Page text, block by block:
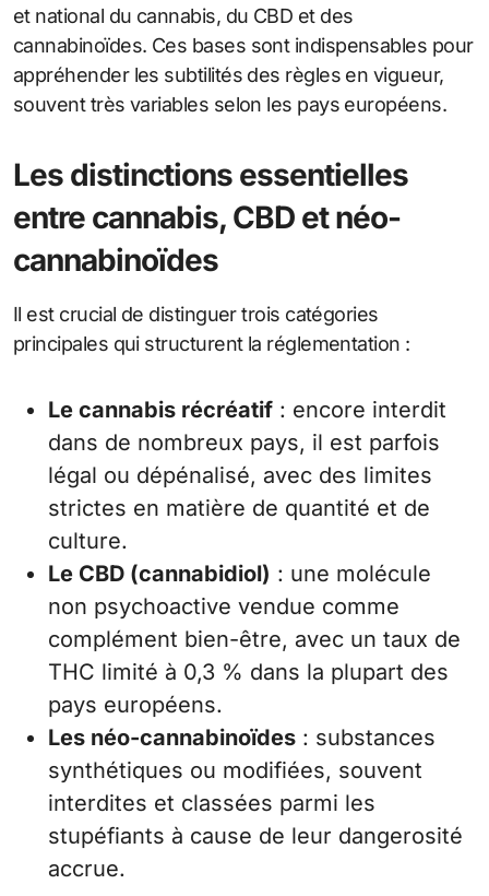
et national du cannabis, du CBD et des
cannabinoïdes. Ces bases sont indispensables pour
appréhender les subtilités des règles en vigueur,
souvent très variables selon les pays européens.
Les distinctions essentielles
entre cannabis, CBD et néo-
cannabinoïdes
Il est crucial de distinguer trois catégories
principales qui structurent la réglementation :
Le cannabis récréatif : encore interdit
dans de nombreux pays, il est parfois
légal ou dépénalisé, avec des limites
strictes en matière de quantité et de
culture.
Le CBD (cannabidiol) : une molécule
non psychoactive vendue comme
complément bien-être, avec un taux de
THC limité à 0,3 % dans la plupart des
pays européens.
Les néo-cannabinoïdes : substances
synthétiques ou modifiées, souvent
interdites et classées parmi les
stupéfiants à cause de leur dangerosité
accrue.